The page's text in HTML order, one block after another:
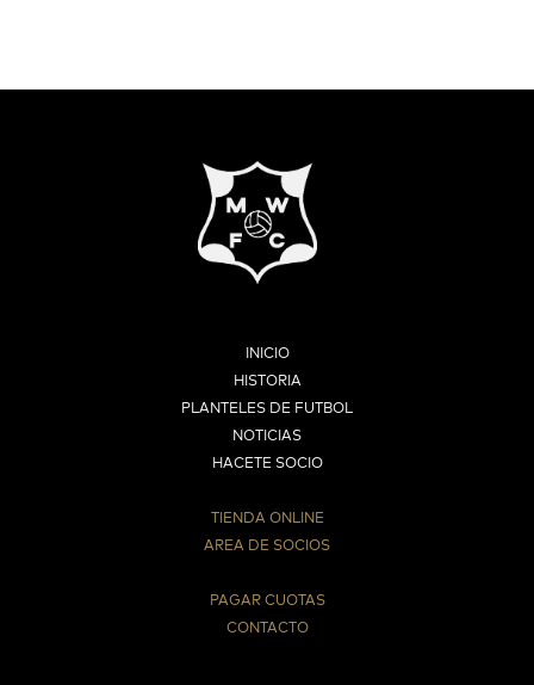
INICIO
HISTORIA
PLANTELES DE FUTBOL
NOTICIAS
HACETE SOCIO
TIENDA ONLINE
AREA DE SOCIOS
PAGAR CUOTAS
CONTACTO